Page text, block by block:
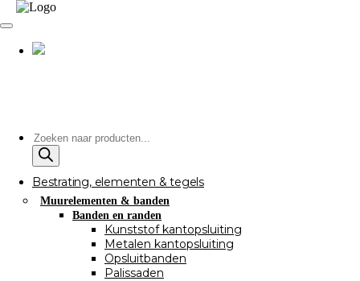
Producten
zoeken
Bestrating, elementen & tegels
Muurelementen & banden
Banden en randen
Kunststof kantopsluiting
Metalen kantopsluiting
Opsluitbanden
Palissaden